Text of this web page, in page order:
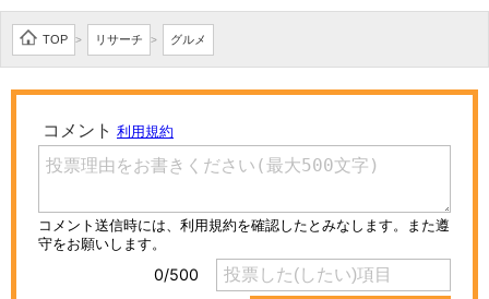
TOP > リサーチ > グルメ